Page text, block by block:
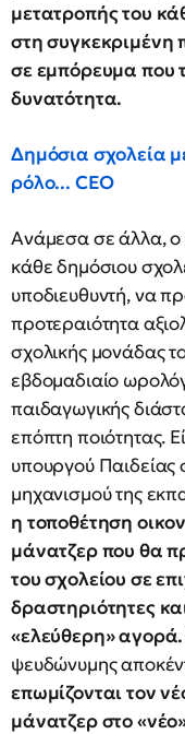
μετατροπής του
στη
σε εμπόρευμα που
δυνατότητα.
Δημόσια σχολεία
ρόλο... CEO
Ανάμεσα σε άλλα, ο
κάθε δημόσιου
υποδιευθυντή, να
προτεραιότητα
σχολικής μονάδας
εβδομαδιαίο
παιδαγωγικής
επόπτη ποιότητας.
υπουργού Παιδείας
μηχανισμού της
η τοποθέτηση
μάνατζερ που θα
του σχολείου σε
δραστηριότητες
«ελεύθερη» αγορά.
ψευδώνυμης
επωμίζονται τον
μάνατζερ στο